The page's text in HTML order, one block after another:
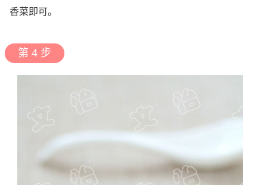
香菜即可。
第 4 步